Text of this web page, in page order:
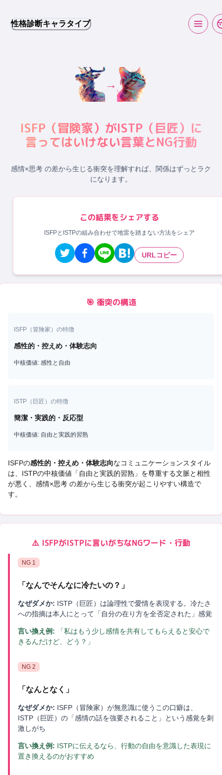
性格診断キャラタイプ
→
ISFP（冒険家）がISTP（巨匠）に
言ってはいけない言葉とNG行動
感情×思考 の差から生じる衝突を理解すれば、関係はずっとラク
になります。
この結果をシェアする
ISFPとISTPの組み合わせで地雷を踏まない方法をシェア
URLコピー
🎯 衝突の構造
ISFP （ 冒険家 ）の特徴
感性的・控えめ・体験志向
中核価値: 感性と自由
ISTP （ 巨匠 ）の特徴
簡潔・実践的・反応型
中核価値: 自由と実践的習熟
ISFPの感性的・控えめ・体験志向なコミュニケーションスタイル
は、 ISTPの中核価値「 自由と実践的習熟 」を尊重する文脈と相性
が悪く、 感情×思考 の差から生じる衝突が起こりやすい構造で
す。
⚠️ ISFPがISTPに言いがちなNGワード・行動
NG 1
「 なんでそんなに冷たいの？ 」
なぜダメか: ISTP（巨匠）は論理性で愛情を表現する。冷たさ
への指摘は本人にとって「自分の在り方を全否定された」感覚
言い換え例:
「私はもう少し感情を共有してもらえると安心で
きるんだけど、どう？」
NG 2
「 なんとなく 」
なぜダメか: ISFP（冒険家）が無意識に使うこの口癖は、
ISTP（巨匠）の「感情の話を強要されること」という感覚を刺
激しがち
言い換え例: ISTPに伝えるなら、行動の自由を意識した表現に
置き換えるのがおすすめ